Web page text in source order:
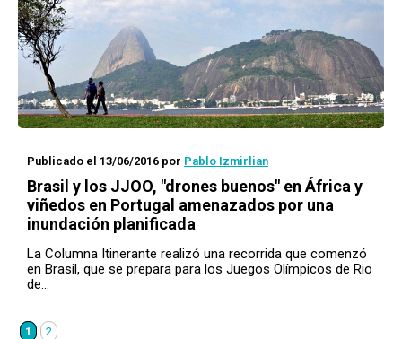
Publicado el 13/06/2016 por Pablo Izmirlian
Brasil y los JJOO, "drones buenos" en África y
viñedos en Portugal amenazados por una
inundación planificada
La Columna Itinerante realizó una recorrida que comenzó
en Brasil, que se prepara para los Juegos Olímpicos de Rio
de…
1 2